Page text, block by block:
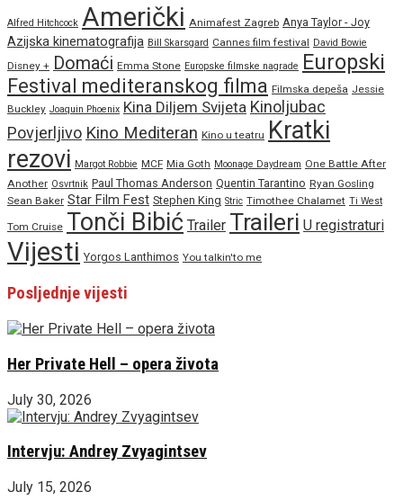
Alfred Hitchcock Američki Animafest Zagreb Anya Taylor - Joy
Azijska kinematografija Bill Skarsgard Cannes film festival David Bowie
Disney + Domaći Emma Stone Europske filmske nagrade Europski
Festival mediteranskog filma Filmska depeša Jessie
Buckley Joaquin Phoenix Kina Diljem Svijeta Kinoljubac
Povjerljivo Kino Mediteran Kino u teatru Kratki
rezovi Margot Robbie MCF Mia Goth Moonage Daydream One Battle After
Another Osvrtnik Paul Thomas Anderson Quentin Tarantino Ryan Gosling
Sean Baker Star Film Fest Stephen King Stric Timothee Chalamet Ti West
Tom Cruise Tonči Bibić Trailer Traileri U registraturi
Vijesti Yorgos Lanthimos You talkin'to me
Posljednje vijesti
Her Private Hell – opera života
July 30, 2026
Intervju: Andrey Zvyagintsev
July 15, 2026